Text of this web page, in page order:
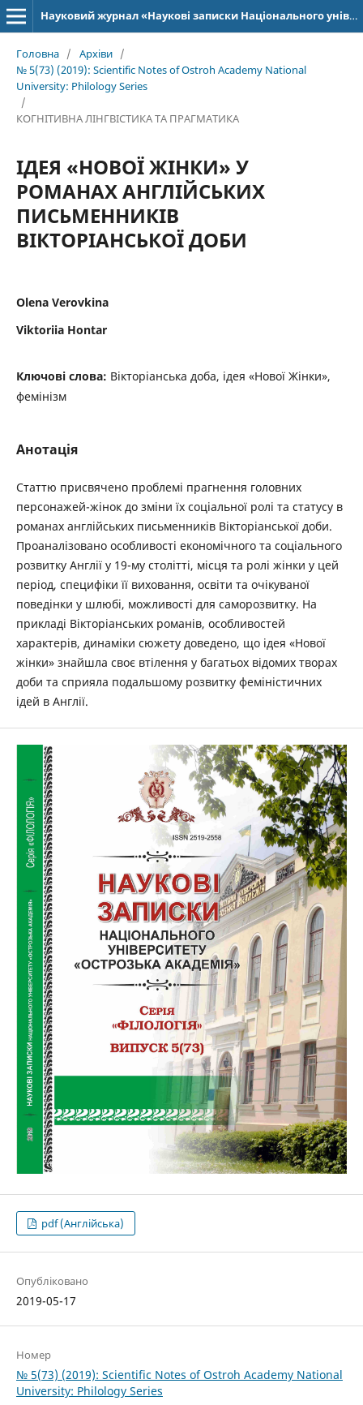
Науковий журнал «Наукові записки Національного університету «Острозька академія»: серія «Філологія»
Головна / Архіви /
№ 5(73) (2019): Scientific Notes of Ostroh Academy National
University: Philology Series
/
КОГНІТИВНА ЛІНГВІСТИКА ТА ПРАГМАТИКА
ІДЕЯ «НОВОЇ ЖІНКИ» У
РОМАНАХ АНГЛІЙСЬКИХ
ПИСЬМЕННИКІВ
ВІКТОРІАНСЬКОЇ ДОБИ
Olena Verovkina
Viktoriia Hontar
Ключові слова: Вікторіанська доба, ідея «Нової Жінки»,
фемінізм
Анотація
Статтю присвячено проблемі прагнення головних
персонажей-жінок до зміни їх соціальної ролі та статусу в
романах англійських письменників Вікторіанської доби.
Проаналізовано особливості економічного та соціального
розвитку Англії у 19-му столітті, місця та ролі жінки у цей
період, специфіки її виховання, освіти та очікуваної
поведінки у шлюбі, можливості для саморозвитку. На
прикладі Вікторіанських романів, особливостей
характерів, динаміки сюжету доведено, що ідея «Нової
жінки» знайшла своє втілення у багатьох відомих творах
доби та сприяла подальшому розвитку феміністичних
ідей в Англії.
pdf (Англійська)
Опубліковано
2019-05-17
Номер
№ 5(73) (2019): Scientific Notes of Ostroh Academy National
University: Philology Series